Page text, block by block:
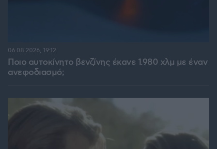
Ποιο αυτοκίνητο βενζίνης έκανε 1.980 χλμ με έναν
ανεφοδιασμό;
06.08.2026, 19:12